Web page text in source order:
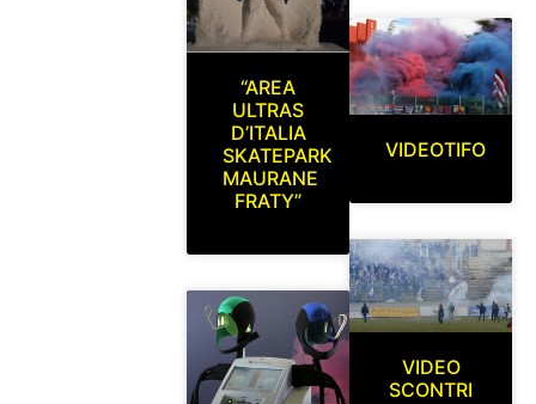
“AREA
ULTRAS
D’ITALIA
SKATEPARK
MAURANE
FRATY”
VIDEOTIFO
VIDEO
SCONTRI